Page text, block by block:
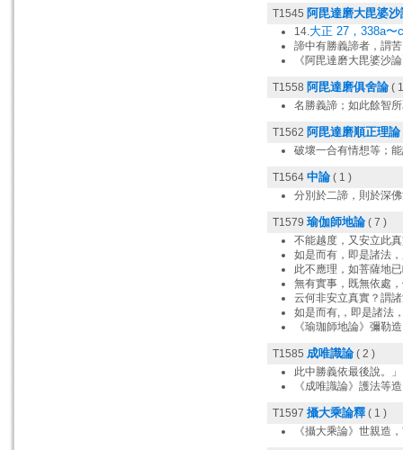
T1545 阿毘達磨大毘婆沙
14.大正 27，338a〜c
諦中有勝義諦者，謂
《阿毘達磨大毘婆沙
T1558 阿毘達磨俱舍論 (
名勝義諦；如此餘智
T1562 阿毘達磨順正理論
破壞一合有情想等；
T1564 中論 ( 1 )
分別於二諦，則於深
T1579 瑜伽師地論 ( 7 )
不能越度，又安立此
如是而有，即是諸法
此不應理，如菩薩地
無有實事，既無依處
云何非安立真實？謂
如是而有,，即是諸法
《瑜珈師地論》彌勒
T1585 成唯識論 ( 2 )
此中勝義依最後說。
《成唯識論》護法等
T1597 攝大乘論釋 ( 1 )
《攝大乘論》世親造